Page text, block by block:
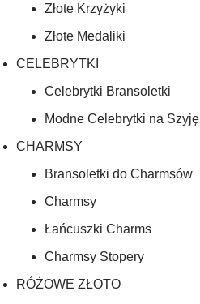
Złote Krzyżyki
Złote Medaliki
CELEBRYTKI
Celebrytki Bransoletki
Modne Celebrytki na Szyję
CHARMSY
Bransoletki do Charmsów
Charmsy
Łańcuszki Charms
Charmsy Stopery
RÓŻOWE ZŁOTO